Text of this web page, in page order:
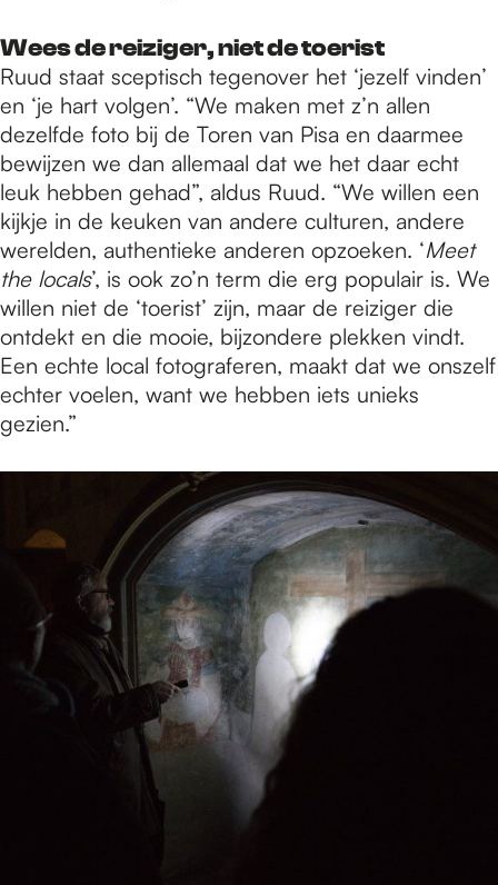
Wees de reiziger, niet de toerist
Ruud staat sceptisch tegenover het ‘jezelf vinden’
en ‘je hart volgen’. “We maken met z’n allen
dezelfde foto bij de Toren van Pisa en daarmee
bewijzen we dan allemaal dat we het daar echt
leuk hebben gehad”, aldus Ruud. “We willen een
kijkje in de keuken van andere culturen, andere
werelden, authentieke anderen opzoeken. ‘Meet
the locals’, is ook zo’n term die erg populair is. We
willen niet de ‘toerist’ zijn, maar de reiziger die
ontdekt en die mooie, bijzondere plekken vindt.
Een echte local fotograferen, maakt dat we onszelf
echter voelen, want we hebben iets unieks
gezien.”